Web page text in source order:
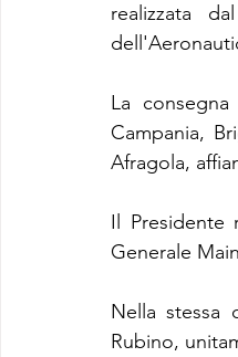
realizzata
La
Campania,
Afragola,
Il Presidente
Generale
Nella stessa
Rubino,